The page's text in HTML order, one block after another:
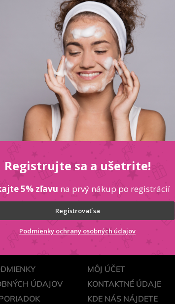
tyčinky Cleanic Naturals sú
biologicky odbúrateľná. Je to ideálne
SA
ÚDAJOV
MÔJ ÚČET
KONTAKTNÉ ÚDAJE
KDE NÁS NÁJDETE
Registrujte sa a ušetrite!
5% zľavu na prvý nákup po registrácií
Registrovať sa
Podmienky ochrany osobných údajov